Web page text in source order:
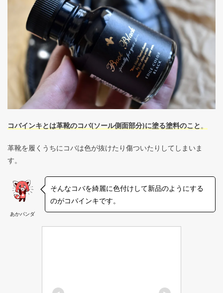
コバインキとは革靴のコバ(ソール側面部分)に塗る塗料のこと 。
革靴を履くうちにコバは色が抜けたり傷ついたりしてしまいま
す。
あかパンダ
そんなコバを綺麗に色付けして新品のようにする
のがコバインキです。